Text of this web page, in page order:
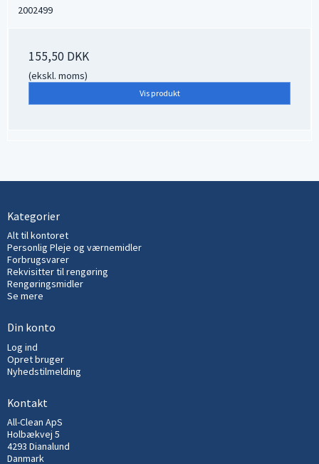
2002499
155,50 DKK
(ekskl. moms)
Vis produkt
Kategorier
Alt til kontoret
Personlig Pleje og værnemidler
Forbrugsvarer
Rekvisitter til rengøring
Rengøringsmidler
Se mere
Din konto
Log ind
Opret bruger
Nyhedstilmelding
Kontakt
All-Clean ApS
Holbækvej 5
4293 Dianalund
Danmark